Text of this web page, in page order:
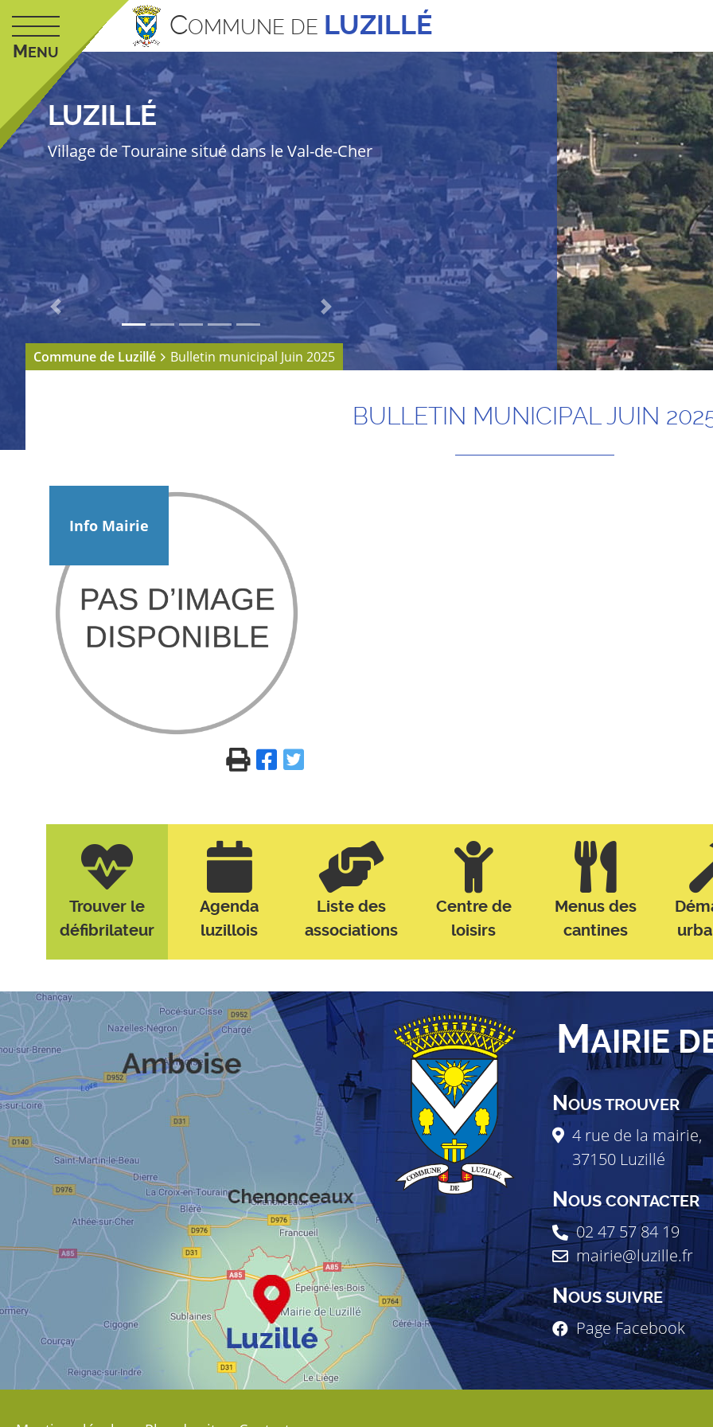
MENU
COMMUNE DE LUZILLÉ
LUZILLÉ
Village de Touraine situé dans le Val-de-Cher
Previous Next
Commune de Luzillé Bulletin municipal Juin 2025
BULLETIN MUNICIPAL JUIN
Info Mairie
Trouver le
défibrilateur
Agenda
luzillois
Liste des
associations
Centre de
loisirs
Menus des
cantines
MAIRIE
NOUS TROUVER
4 rue de la mairie,
37150 Luzillé
NOUS CONTACTER
02 47 57 84 19
mairie@luzille.fr
NOUS SUIVRE
Page Facebook